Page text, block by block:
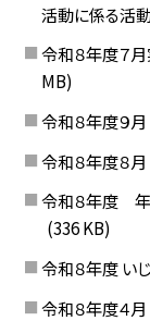
活動に係る活
令和８年度７
MB)
令和８年度９
令和８年度８
令和８年度 年
(336 KB)
令和８年度 い
令和８年度４